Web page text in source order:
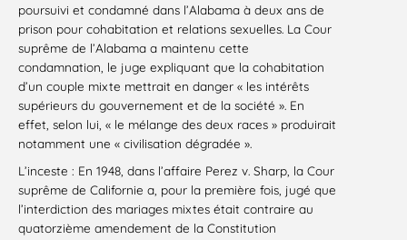
poursuivi et condamné dans l’Alabama à deux ans de
prison pour cohabitation et relations sexuelles. La Cour
suprême de l’Alabama a maintenu cette
condamnation, le juge expliquant que la cohabitation
d’un couple mixte mettrait en danger « les intérêts
supérieurs du gouvernement et de la société ». En
effet, selon lui, « le mélange des deux races » produirait
notamment une « civilisation dégradée ».
L’inceste : En 1948, dans l’affaire Perez v. Sharp, la Cour
suprême de Californie a, pour la première fois, jugé que
l’interdiction des mariages mixtes était contraire au
quatorzième amendement de la Constitution